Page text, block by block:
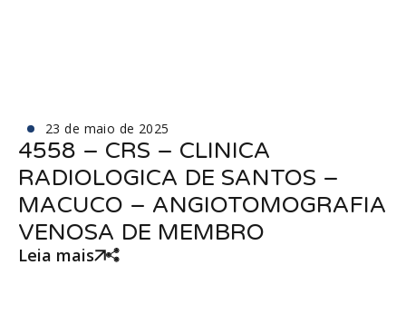
23 de maio de 2025
4558 – CRS – CLINICA
RADIOLOGICA DE SANTOS –
MACUCO – ANGIOTOMOGRAFIA
VENOSA DE MEMBRO
Leia mais